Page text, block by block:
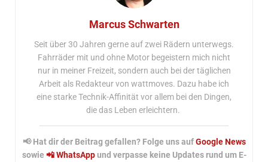
Marcus Schwarten
Seit über 30 Jahren gerne auf zwei Rädern unterwegs.
Fahrräder mit und ohne Motor begeistern mich nicht
nur in meiner Freizeit, sondern auch bei der täglichen
Arbeit als Redakteur von wattmoves. Dazu habe ich
eine starke Technik-Affinität vor allem bei den Dingen,
die das Leben erleichtern.
📢 Hat dir der Beitrag gefallen? Folge uns aufGoogle News
sowie 📲 WhatsAppund verpasse keine Updates rund um E-